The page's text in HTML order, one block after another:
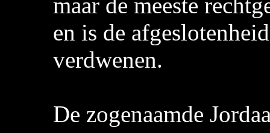
en is de
verdwenen.
De zogenaamde